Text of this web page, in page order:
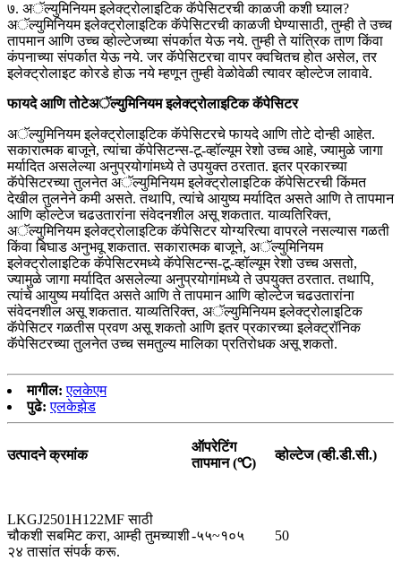
७. अॅल्युमिनियम इलेक्ट्रोलाइटिक कॅपेसिटरची काळजी कशी घ्याल?
अॅल्युमिनियम इलेक्ट्रोलाइटिक कॅपेसिटरची काळजी घेण्यासाठी, तुम्ही ते उच्च
तापमान आणि उच्च व्होल्टेजच्या संपर्कात येऊ नये. तुम्ही ते यांत्रिक ताण किंवा
कंपनाच्या संपर्कात येऊ नये. जर कॅपेसिटरचा वापर क्वचितच होत असेल, तर
इलेक्ट्रोलाइट कोरडे होऊ नये म्हणून तुम्ही वेळोवेळी त्यावर व्होल्टेज लावावे.
फायदे आणि तोटेअॅल्युमिनियम इलेक्ट्रोलाइटिक कॅपेसिटर
अॅल्युमिनियम इलेक्ट्रोलाइटिक कॅपेसिटरचे फायदे आणि तोटे दोन्ही आहेत.
सकारात्मक बाजूने, त्यांचा कॅपेसिटन्स-टू-व्हॉल्यूम रेशो उच्च आहे, ज्यामुळे जागा
मर्यादित असलेल्या अनुप्रयोगांमध्ये ते उपयुक्त ठरतात. इतर प्रकारच्या
कॅपेसिटरच्या तुलनेत अॅल्युमिनियम इलेक्ट्रोलाइटिक कॅपेसिटरची किंमत
देखील तुलनेने कमी असते. तथापि, त्यांचे आयुष्य मर्यादित असते आणि ते तापमान
आणि व्होल्टेज चढउतारांना संवेदनशील असू शकतात. याव्यतिरिक्त,
अॅल्युमिनियम इलेक्ट्रोलाइटिक कॅपेसिटर योग्यरित्या वापरले नसल्यास गळती
किंवा बिघाड अनुभवू शकतात. सकारात्मक बाजूने, अॅल्युमिनियम
इलेक्ट्रोलाइटिक कॅपेसिटरमध्ये कॅपेसिटन्स-टू-व्हॉल्यूम रेशो उच्च असतो,
ज्यामुळे जागा मर्यादित असलेल्या अनुप्रयोगांमध्ये ते उपयुक्त ठरतात. तथापि,
त्यांचे आयुष्य मर्यादित असते आणि ते तापमान आणि व्होल्टेज चढउतारांना
संवेदनशील असू शकतात. याव्यतिरिक्त, अॅल्युमिनियम इलेक्ट्रोलाइटिक
कॅपेसिटर गळतीस प्रवण असू शकतो आणि इतर प्रकारच्या इलेक्ट्रॉनिक
कॅपेसिटरच्या तुलनेत उच्च समतुल्य मालिका प्रतिरोधक असू शकतो.
मागील: एलकेएम
पुढे: एलकेझेड
उत्पादने क्रमांक
ऑपरेटिंग
तापमान (℃)
व्होल्टेज (व्ही.डी.सी.)
LKGJ2501H122MF साठी
चौकशी सबमिट करा, आम्ही तुमच्याशी
२४ तासांत संपर्क करू.
-५५~१०५ 50